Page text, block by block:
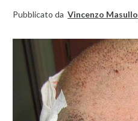
Pubblicato da Vincenzo Masullo